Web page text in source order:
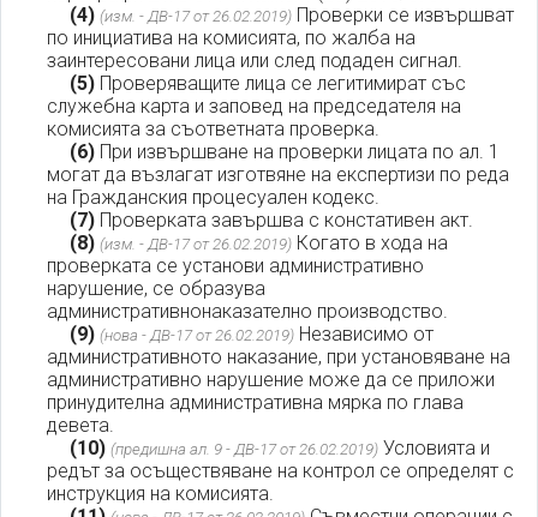
(4) (изм. - ДВ-17 от 26.02.2019) Проверки се извършват
по инициатива на комисията, по жалба на
заинтересовани лица или след подаден сигнал.
(5) Проверяващите лица се легитимират със
служебна карта и заповед на председателя на
комисията за съответната проверка.
(6) При извършване на проверки лицата по ал. 1
могат да възлагат изготвяне на експертизи по реда
на Гражданския процесуален кодекс.
(7) Проверката завършва с констативен акт.
(8) (изм. - ДВ-17 от 26.02.2019) Когато в хода на
проверката се установи административно
нарушение, се образува
административнонаказателно производство.
(9) (нова - ДВ-17 от 26.02.2019) Независимо от
административното наказание, при установяване на
административно нарушение може да се приложи
принудителна административна мярка по глава
девета.
(10) (предишна ал. 9 - ДВ-17 от 26.02.2019) Условията и
редът за осъществяване на контрол се определят с
инструкция на комисията.